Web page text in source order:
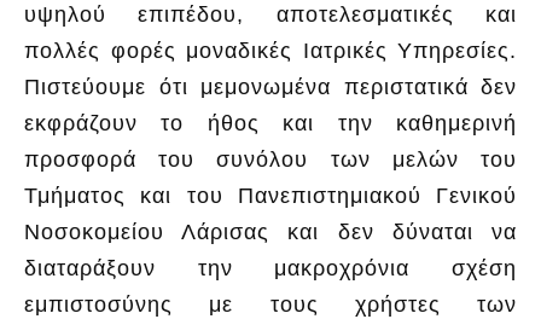
υψηλού επιπέδου, αποτελεσματικές και
πολλές φορές μοναδικές Ιατρικές Υπηρεσίες.
Πιστεύουμε ότι μεμονωμένα περιστατικά δεν
εκφράζουν το ήθος και την καθημερινή
προσφορά του συνόλου των μελών του
Τμήματος και του Πανεπιστημιακού Γενικού
Νοσοκομείου Λάρισας και δεν δύναται να
διαταράξουν την μακροχρόνια σχέση
εμπιστοσύνης με τους χρήστες των